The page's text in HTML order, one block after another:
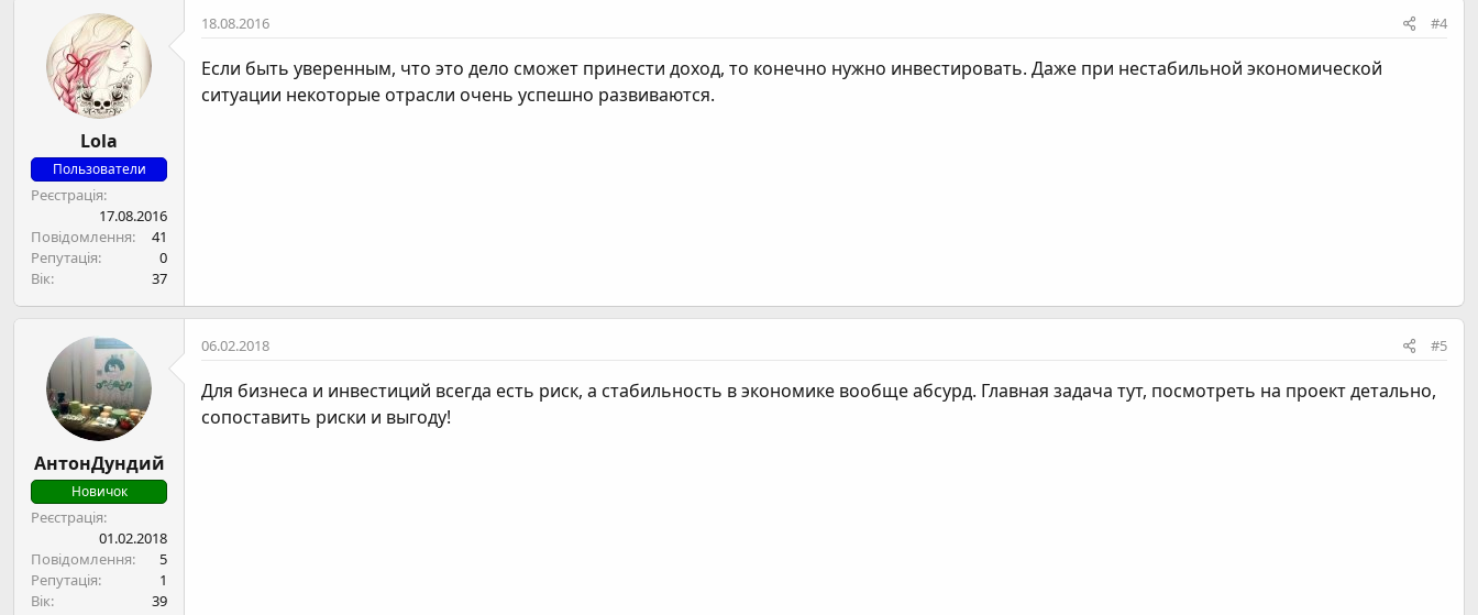
Lola
Пользователи
Реєстрація
17.08.2016
Повідомлення
41
Репутація
0
Вік
37
18.08.2016 #4
Если быть уверенным, что это дело сможет принести доход, то конечно нужно инвестировать. Даже при нестабильной экономической
ситуации некоторые отрасли очень успешно развиваются.
АнтонДундий
Новичок
Реєстрація
01.02.2018
Повідомлення
5
Репутація
1
Вік
39
06.02.2018 #5
Для бизнеса и инвестиций всегда есть риск, а стабильность в экономике вообще абсурд. Главная задача тут, посмотреть на проект детально,
сопоставить риски и выгоду!